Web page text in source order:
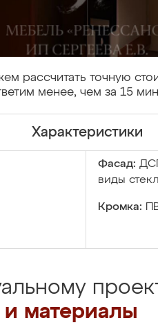
рассчитать точную
менее, чем за 15
Характеристики
Фасад:
виды
Кромка:
материалы